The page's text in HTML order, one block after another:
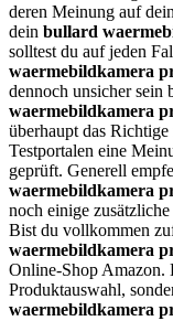
deren Meinung auf
dein bullard
solltest du auf jeden
waermebildkamera
dennoch unsicher sein
waermebildkamera
überhaupt das
Testportalen eine
geprüft. Generell
waermebildkamera
noch einige
Bist du vollkommen
waermebildkamera
Online-Shop Amazon.
Produktauswahl,
waermebildkamera